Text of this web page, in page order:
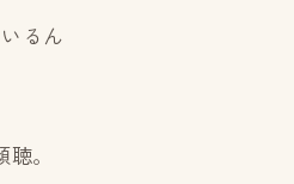
るん
。